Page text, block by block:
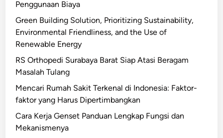
Penggunaan Biaya
Green Building Solution, Prioritizing Sustainability,
Environmental Friendliness, and the Use of
Renewable Energy
RS Orthopedi Surabaya Barat Siap Atasi Beragam
Masalah Tulang
Mencari Rumah Sakit Terkenal di Indonesia: Faktor-
faktor yang Harus Dipertimbangkan
Cara Kerja Genset Panduan Lengkap Fungsi dan
Mekanismenya